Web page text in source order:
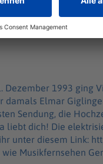
Kavka findet ihr
9783548069906 In
prägte:
neue History-
1993 ging
Elmar
Sendung, die
unter diesem Link: